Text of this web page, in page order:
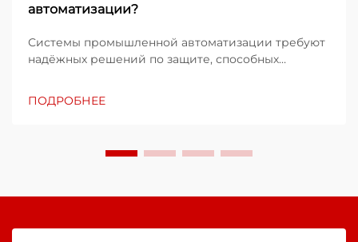
автоматизации?
Системы промышленной автоматизации требуют
надёжных решений по защите, способных
работоспособность в течение длительного
ПОДРОБНЕЕ